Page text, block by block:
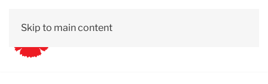
Skip to main content